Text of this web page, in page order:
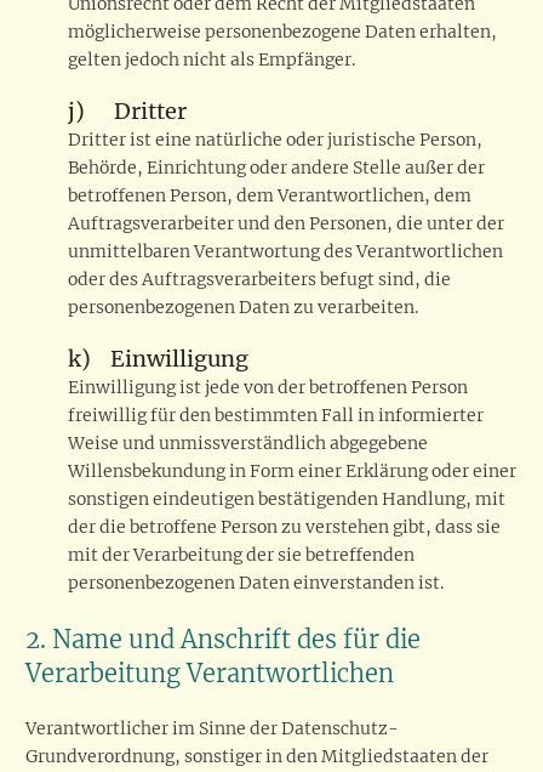
möglicherweise personenbezogene Daten erhalten,
gelten jedoch nicht als Empfänger.
j) Dritter
Dritter ist eine natürliche oder juristische Person,
Behörde, Einrichtung oder andere Stelle außer der
betroffenen Person, dem Verantwortlichen, dem
Auftragsverarbeiter und den Personen, die unter der
unmittelbaren Verantwortung des Verantwortlichen
oder des Auftragsverarbeiters befugt sind, die
personenbezogenen Daten zu verarbeiten.
k) Einwilligung
Einwilligung ist jede von der betroffenen Person
freiwillig für den bestimmten Fall in informierter
Weise und unmissverständlich abgegebene
Willensbekundung in Form einer Erklärung oder einer
sonstigen eindeutigen bestätigenden Handlung, mit
der die betroffene Person zu verstehen gibt, dass sie
mit der Verarbeitung der sie betreffenden
personenbezogenen Daten einverstanden ist.
2. Name und Anschrift des für die
Verarbeitung Verantwortlichen
Verantwortlicher im Sinne der Datenschutz-
Grundverordnung, sonstiger in den Mitgliedstaaten der